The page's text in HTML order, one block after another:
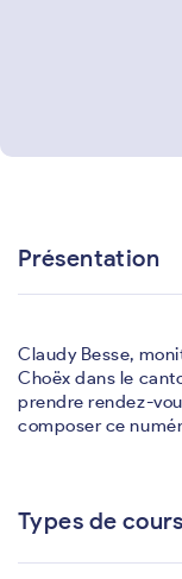
Présentation
Claudy Besse,
Choëx dans le
prendre rendez-
composer ce
Types de cours